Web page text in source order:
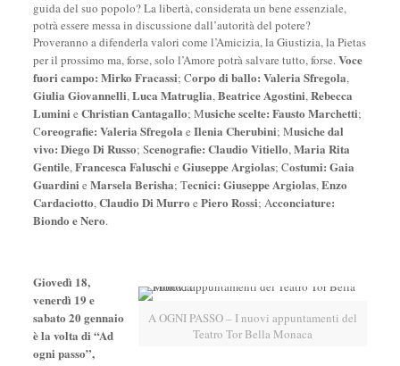
guida del suo popolo? La libertà, considerata un bene essenziale,
potrà essere messa in discussione dall’autorità del potere?
Proveranno a difenderla valori come l’Amicizia, la Giustizia, la Pietas
per il prossimo ma, forse, solo l’Amore potrà salvare tutto, forse.Voce
fuori campo: Mirko Fracassi; Corpo di ballo: Valeria Sfregola,
Giulia Giovannelli,Luca Matruglia,Beatrice Agostini,Rebecca
Lumini e Christian Cantagallo; Musiche scelte: Fausto Marchetti;
Coreografie: Valeria Sfregola e Ilenia Cherubini; Musiche dal
vivo: Diego Di Russo; Scenografie: Claudio Vitiello,Maria Rita
Gentile,Francesca Faluschi e Giuseppe Argiolas; Costumi: Gaia
Guardini e Marsela Berisha; Tecnici: Giuseppe Argiolas,Enzo
Cardaciotto,Claudio Di Murro e Piero Rossi; Acconciature:
Biondo e Nero.
A OGNI PASSO – I nuovi appuntamenti del
Teatro Tor Bella Monaca
Giovedì 18,
venerdì 19 e
sabato 20 gennaio
è la volta di “Ad
ogni passo”,